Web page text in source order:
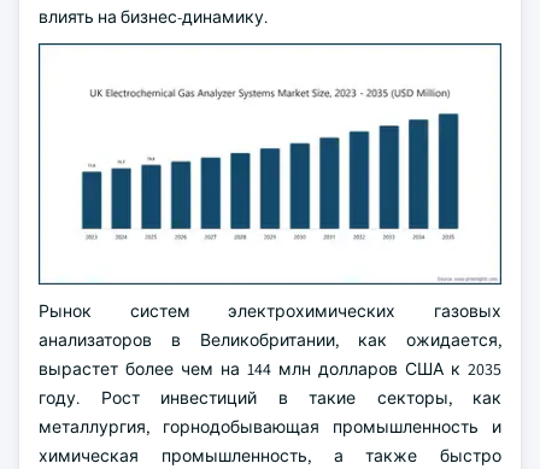
влиять на бизнес-динамику.
Рынок систем электрохимических газовых
анализаторов в Великобритании, как ожидается,
вырастет более чем на 144 млн долларов США к 2035
году. Рост инвестиций в такие секторы, как
металлургия, горнодобывающая промышленность и
химическая промышленность, а также быстро